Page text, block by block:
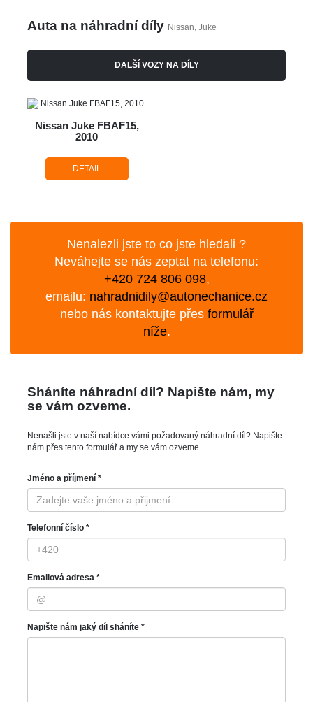
Auta na náhradní díly Nissan, Juke
DALŠÍ VOZY NA DÍLY
Nissan Juke FBAF15,
2010
DETAIL
Nenalezli jste to co jste hledali ?
Neváhejte se nás zeptat na telefonu:
+420 724 806 098,
emailu: nahradnidily@autonechanice.cz
nebo nás kontaktujte přes formulář
níže.
Sháníte náhradní díl? Napište nám, my
se vám ozveme.
Nenašli jste v naší nabídce vámi požadovaný náhradní díl? Napište
nám přes tento formulář a my se vám ozveme.
Jméno a příjmení *
Telefonní číslo *
Emailová adresa *
Napište nám jaký díl sháníte *